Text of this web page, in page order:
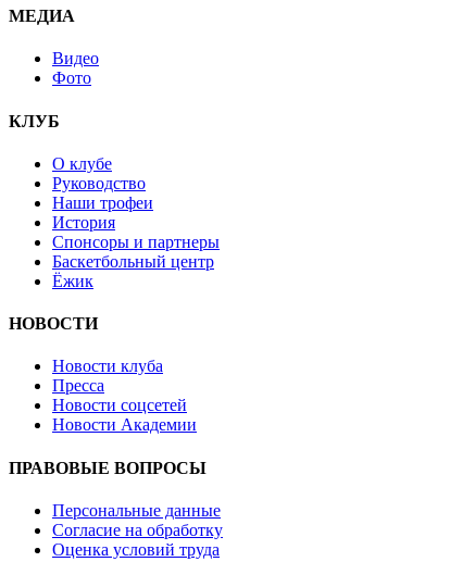
МЕДИА
Видео
Фото
КЛУБ
О клубе
Руководство
Наши трофеи
История
Спонсоры и партнеры
Баскетбольный центр
Ёжик
НОВОСТИ
Новости клуба
Пресса
Новости соцсетей
Новости Академии
ПРАВОВЫЕ ВОПРОСЫ
Персональные данные
Согласие на обработку
Оценка условий труда